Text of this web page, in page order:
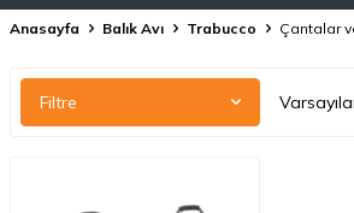
Anasayfa Balık Avı Trabucco Çantalar
Filtre